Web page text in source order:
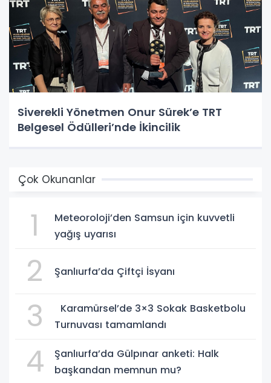
Siverekli Yönetmen Onur Sürek’e TRT
Belgesel Ödülleri’nde İkincilik
Çok Okunanlar
1
Meteoroloji’den Samsun için kuvvetli
yağış uyarısı
2 Şanlıurfa’da Çiftçi İsyanı
3
Karamürsel’de 3×3 Sokak Basketbolu
Turnuvası tamamlandı
4
Şanlıurfa’da Gülpınar anketi: Halk
başkandan memnun mu?